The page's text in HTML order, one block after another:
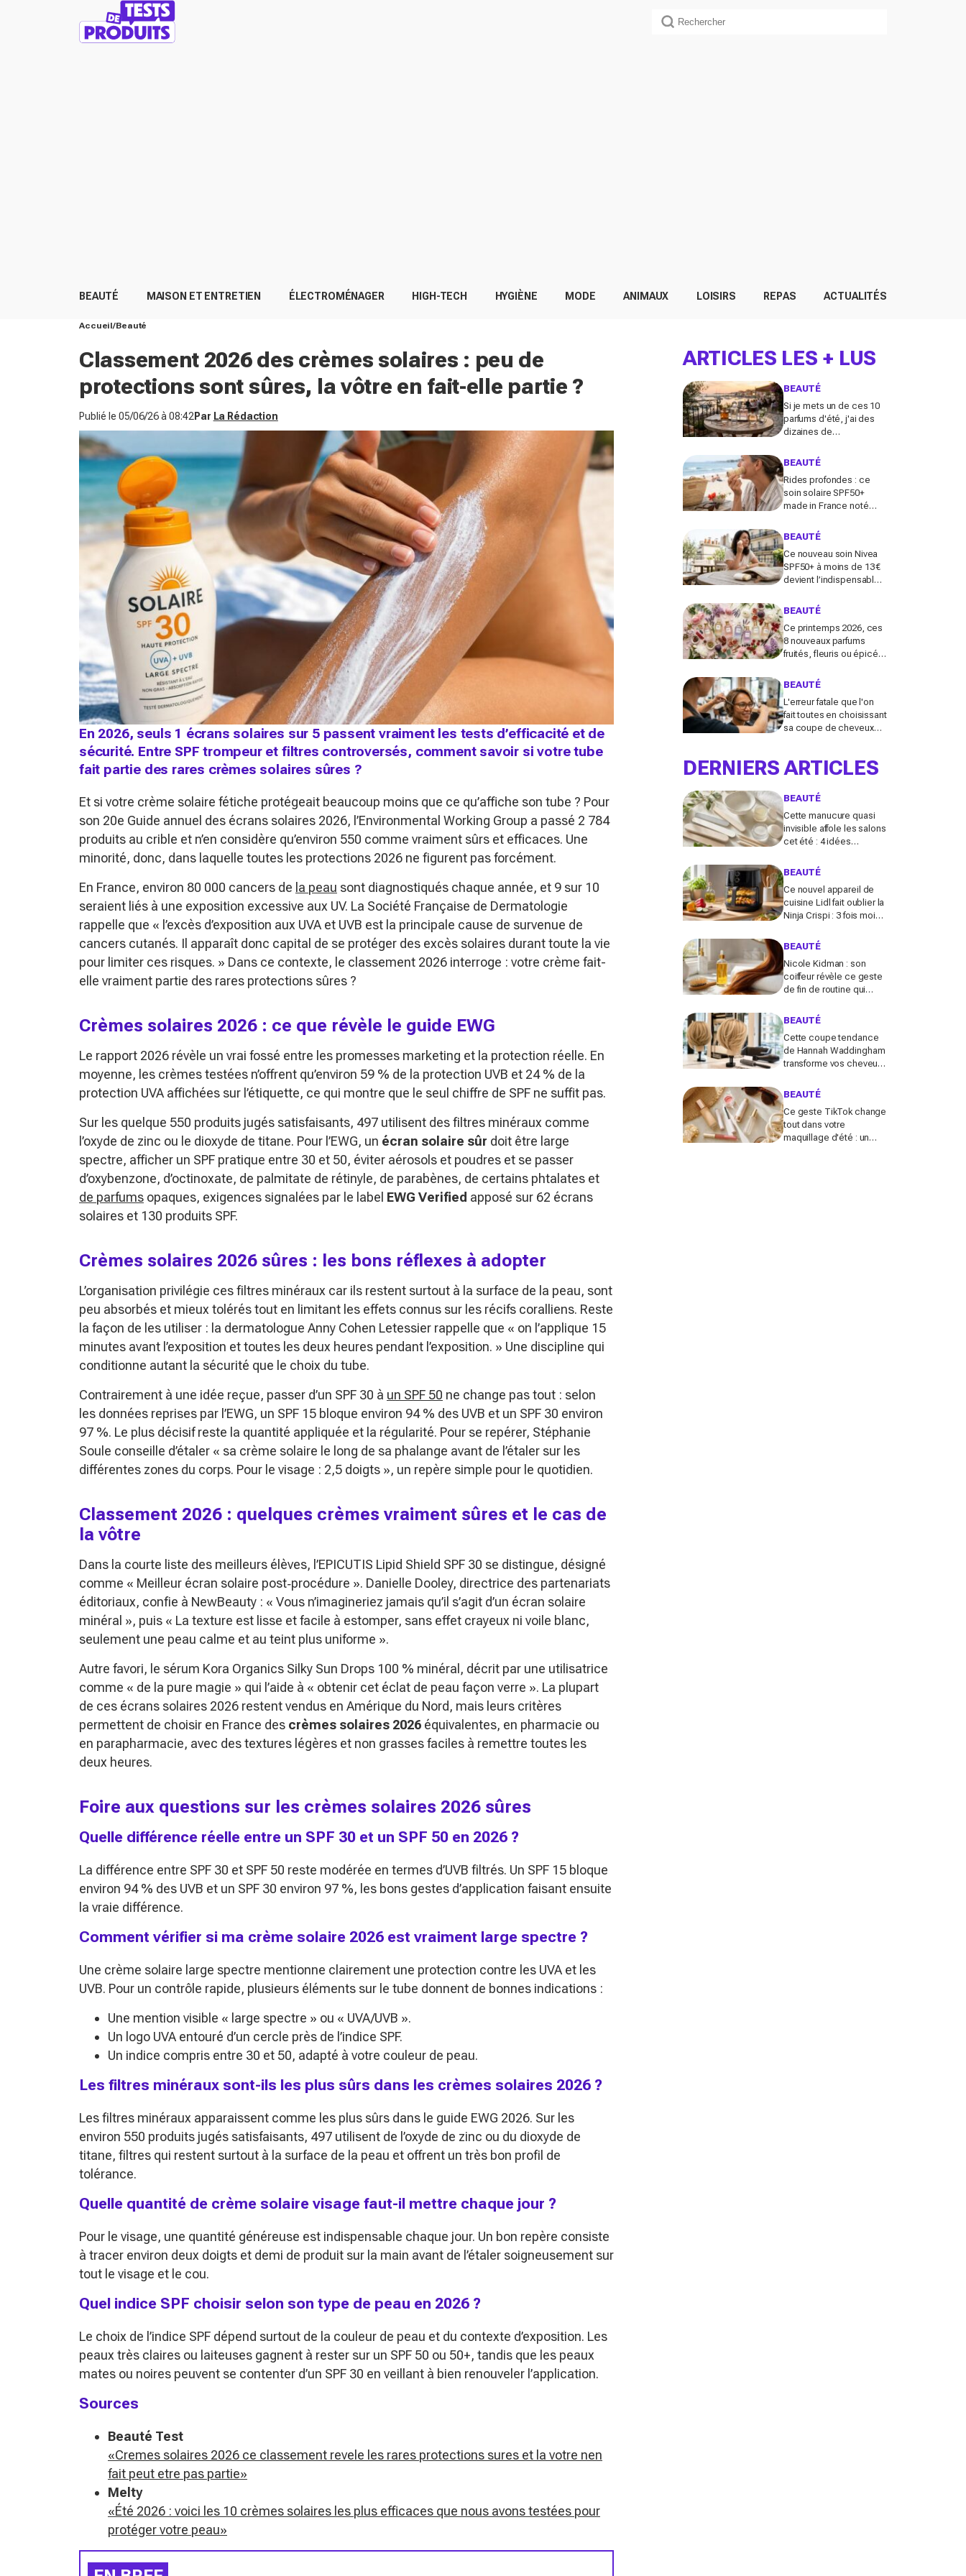
BEAUTÉ MAISON ET ENTRETIEN ÉLECTROMÉNAGER HIGH-TECH HYGIÈNE MODE ANIMAUX LOISIRS REPAS ACTUALITÉS
Accueil Beauté
Classement 2026 des crèmes solaires : peu de
protections sont sûres, la vôtre en fait-elle partie ?
Publié le 05/06/26 à 08:42 Par La Rédaction
En 2026, seuls 1 écrans solaires sur 5 passent vraiment les tests d’efficacité et de
sécurité. Entre SPF trompeur et filtres controversés, comment savoir si votre tube
fait partie des rares crèmes solaires sûres ?
Et si votre crème solaire fétiche protégeait beaucoup moins que ce qu’affiche son tube ? Pour
son 20e Guide annuel des écrans solaires 2026, l’Environmental Working Group a passé 2 784
produits au crible et n’en considère qu’environ 550 comme vraiment sûrs et efficaces. Une
minorité, donc, dans laquelle toutes les protections 2026 ne figurent pas forcément.
En France, environ 80 000 cancers de la peau sont diagnostiqués chaque année, et 9 sur 10
seraient liés à une exposition excessive aux UV. La Société Française de Dermatologie
rappelle que « l’excès d’exposition aux UVA et UVB est la principale cause de survenue de
cancers cutanés. Il apparaît donc capital de se protéger des excès solaires durant toute la vie
pour limiter ces risques. » Dans ce contexte, le classement 2026 interroge : votre crème fait-
elle vraiment partie des rares protections sûres ?
Crèmes solaires 2026 : ce que révèle le guide EWG
Le rapport 2026 révèle un vrai fossé entre les promesses marketing et la protection réelle. En
moyenne, les crèmes testées n’offrent qu’environ 59 % de la protection UVB et 24 % de la
protection UVA affichées sur l’étiquette, ce qui montre que le seul chiffre de SPF ne suffit pas.
Sur les quelque 550 produits jugés satisfaisants, 497 utilisent des filtres minéraux comme
l’oxyde de zinc ou le dioxyde de titane. Pour l’EWG, un écran solaire sûr doit être large
spectre, afficher un SPF pratique entre 30 et 50, éviter aérosols et poudres et se passer
d’oxybenzone, d’octinoxate, de palmitate de rétinyle, de parabènes, de certains phtalates et
de parfums opaques, exigences signalées par le label EWG Verified apposé sur 62 écrans
solaires et 130 produits SPF.
Crèmes solaires 2026 sûres : les bons réflexes à adopter
L’organisation privilégie ces filtres minéraux car ils restent surtout à la surface de la peau, sont
peu absorbés et mieux tolérés tout en limitant les effets connus sur les récifs coralliens. Reste
la façon de les utiliser : la dermatologue Anny Cohen Letessier rappelle que « on l’applique 15
minutes avant l’exposition et toutes les deux heures pendant l’exposition. » Une discipline qui
conditionne autant la sécurité que le choix du tube.
Contrairement à une idée reçue, passer d’un SPF 30 à un SPF 50 ne change pas tout : selon
les données reprises par l’EWG, un SPF 15 bloque environ 94 % des UVB et un SPF 30 environ
97 %. Le plus décisif reste la quantité appliquée et la régularité. Pour se repérer, Stéphanie
Soule conseille d’étaler « sa crème solaire le long de sa phalange avant de l’étaler sur les
différentes zones du corps. Pour le visage : 2,5 doigts », un repère simple pour le quotidien.
Classement 2026 : quelques crèmes vraiment sûres et le cas de
la vôtre
Dans la courte liste des meilleurs élèves, l’EPICUTIS Lipid Shield SPF 30 se distingue, désigné
comme « Meilleur écran solaire post‑procédure ». Danielle Dooley, directrice des partenariats
éditoriaux, confie à NewBeauty : « Vous n’imagineriez jamais qu’il s’agit d’un écran solaire
minéral », puis « La texture est lisse et facile à estomper, sans effet crayeux ni voile blanc,
seulement une peau calme et au teint plus uniforme ».
Autre favori, le sérum Kora Organics Silky Sun Drops 100 % minéral, décrit par une utilisatrice
comme « de la pure magie » qui l’aide à « obtenir cet éclat de peau façon verre ». La plupart
de ces écrans solaires 2026 restent vendus en Amérique du Nord, mais leurs critères
permettent de choisir en France des crèmes solaires 2026 équivalentes, en pharmacie ou
en parapharmacie, avec des textures légères et non grasses faciles à remettre toutes les
deux heures.
Foire aux questions sur les crèmes solaires 2026 sûres
Quelle différence réelle entre un SPF 30 et un SPF 50 en 2026 ?
La différence entre SPF 30 et SPF 50 reste modérée en termes d’UVB filtrés. Un SPF 15 bloque
environ 94 % des UVB et un SPF 30 environ 97 %, les bons gestes d’application faisant ensuite
la vraie différence.
Comment vérifier si ma crème solaire 2026 est vraiment large spectre ?
Une crème solaire large spectre mentionne clairement une protection contre les UVA et les
UVB. Pour un contrôle rapide, plusieurs éléments sur le tube donnent de bonnes indications :
Une mention visible « large spectre » ou « UVA/UVB ».
Un logo UVA entouré d’un cercle près de l’indice SPF.
Un indice compris entre 30 et 50, adapté à votre couleur de peau.
Les filtres minéraux sont-ils les plus sûrs dans les crèmes solaires 2026 ?
Les filtres minéraux apparaissent comme les plus sûrs dans le guide EWG 2026. Sur les
environ 550 produits jugés satisfaisants, 497 utilisent de l’oxyde de zinc ou du dioxyde de
titane, filtres qui restent surtout à la surface de la peau et offrent un très bon profil de
tolérance.
Quelle quantité de crème solaire visage faut-il mettre chaque jour ?
Pour le visage, une quantité généreuse est indispensable chaque jour. Un bon repère consiste
à tracer environ deux doigts et demi de produit sur la main avant de l’étaler soigneusement sur
tout le visage et le cou.
Quel indice SPF choisir selon son type de peau en 2026 ?
Le choix de l’indice SPF dépend surtout de la couleur de peau et du contexte d’exposition. Les
peaux très claires ou laiteuses gagnent à rester sur un SPF 50 ou 50+, tandis que les peaux
mates ou noires peuvent se contenter d’un SPF 30 en veillant à bien renouveler l’application.
Sources
Beauté Test
«Cremes solaires 2026 ce classement revele les rares protections sures et la votre nen
fait peut etre pas partie»
Melty
«Été 2026 : voici les 10 crèmes solaires les plus efficaces que nous avons testées pour
protéger votre peau»
ARTICLES LES + LUS
BEAUTÉ
Si je mets un de ces 10
parfums d'été, j'ai des
dizaines de
journée
BEAUTÉ
Rides profondes : ce
soin solaire SPF50+
made in France noté
de freiner leur apparition
BEAUTÉ
Ce nouveau soin Nivea
SPF50+ à moins de 13 €
devient l’indispensable
pour éviter les dégâts du
BEAUTÉ
Ce printemps 2026, ces
8 nouveaux parfums
fruités, fleuris ou épicés
Guerlain vont booster
BEAUTÉ
L'erreur fatale que l'on
fait toutes en choisissant
sa coupe de cheveux
DERNIERS ARTICLES
BEAUTÉ
Cette manucure quasi
invisible affole les salons
cet été : 4 idées
des ongles brillants sans
BEAUTÉ
Ce nouvel appareil de
cuisine Lidl fait oublier la
Ninja Crispi : 3 fois moins
regrettent déjà d’avoir
BEAUTÉ
Nicole Kidman : son
coiffeur révèle ce geste
de fin de routine qui
que vous zappez
BEAUTÉ
Cette coupe tendance
de Hannah Waddingham
transforme vos cheveux
(et les coiffeurs n’en
BEAUTÉ
Ce geste TikTok change
tout dans votre
maquillage d'été : un